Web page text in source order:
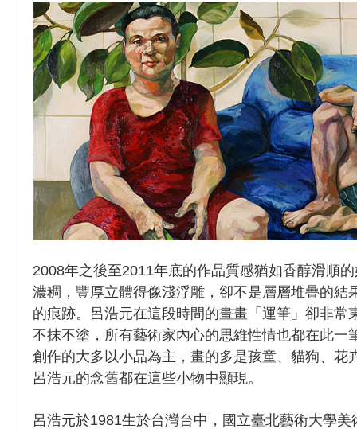
2008年之後至2011年底的作品質感猶如香醇滑順
濃稠，豐厚立體得像淺浮雕，卻不是層層堆疊的結
的痕跡。呂浩元在這段時間的畫畫「運筆」卻非常
不抹不塗，所有藝術家內心的思維性情也都在此一
創作的大多以小品為主，畫的多是孩童、貓狗、花
呂浩元的念舊都在這些小物中顯現。
呂浩元於1981生於台灣台中，國立臺北藝術大學